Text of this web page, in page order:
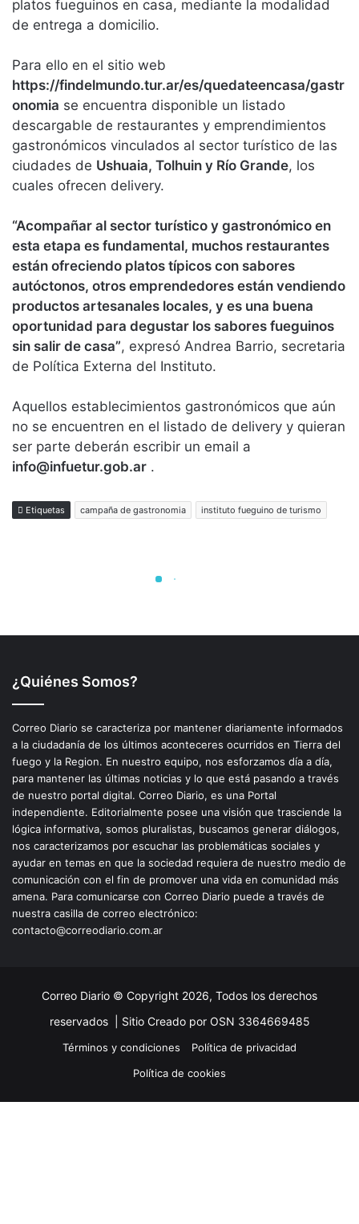
¿Quiénes Somos?
Correo Diario se caracteriza por mantener diariamente informados
a la ciudadanía de los últimos aconteceres ocurridos en Tierra del
fuego y la Region. En nuestro equipo, nos esforzamos día a día,
para mantener las últimas noticias y lo que está pasando a través
de nuestro portal digital. Correo Diario, es una Portal
independiente. Editorialmente posee una visión que trasciende la
lógica informativa, somos pluralistas, buscamos generar diálogos,
nos caracterizamos por escuchar las problemáticas sociales y
ayudar en temas en que la sociedad requiera de nuestro medio de
comunicación con el fin de promover una vida en comunidad más
amena. Para comunicarse con Correo Diario puede a través de
nuestra casilla de correo electrónico:
contacto@correodiario.com.ar
Correo Diario © Copyright 2026, Todos los derechos
reservados | Sitio Creado por OSN 3364669485
Términos y condiciones
Política de privacidad
Política de cookies